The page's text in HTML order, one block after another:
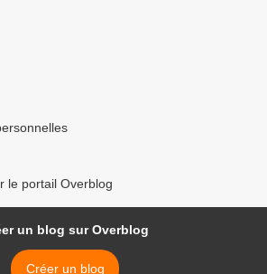
le portail Overblog
un blog sur Overblog
Créer un blog